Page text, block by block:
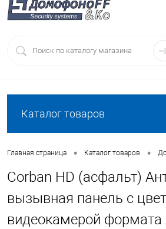
Каталог товаров
Главная страница • Каталог товаров •
Corban HD (асфальт)
вызывная панель с
видеокамерой формата